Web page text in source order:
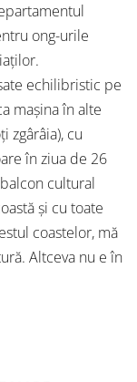
ong-urile
echilibristic pe
mașina în alte
zgârâia), cu
în ziua de 26
cultural
și cu toate
coastelor, mă
Altceva nu e în